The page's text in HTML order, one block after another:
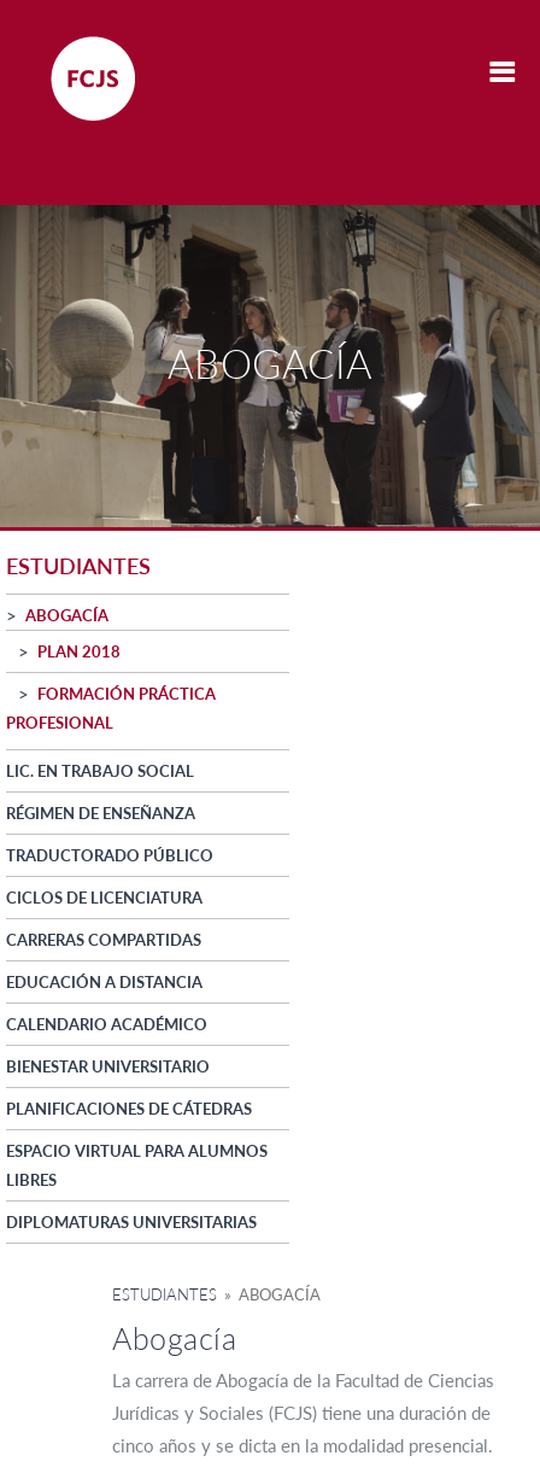
ABOGACÍA
ESTUDIANTES
ABOGACÍA
PLAN 2018
FORMACIÓN PRÁCTICA
PROFESIONAL
LIC. EN TRABAJO SOCIAL
RÉGIMEN DE ENSEÑANZA
TRADUCTORADO PÚBLICO
CICLOS DE LICENCIATURA
CARRERAS COMPARTIDAS
EDUCACIÓN A DISTANCIA
CALENDARIO ACADÉMICO
BIENESTAR UNIVERSITARIO
PLANIFICACIONES DE CÁTEDRAS
ESPACIO VIRTUAL PARA ALUMNOS
LIBRES
DIPLOMATURAS UNIVERSITARIAS
ESTUDIANTES » ABOGACÍA
Abogacía
La carrera de Abogacía de la Facultad de Ciencias
Jurídicas y Sociales (FCJS) tiene una duración de
cinco años y se dicta en la modalidad presencial.